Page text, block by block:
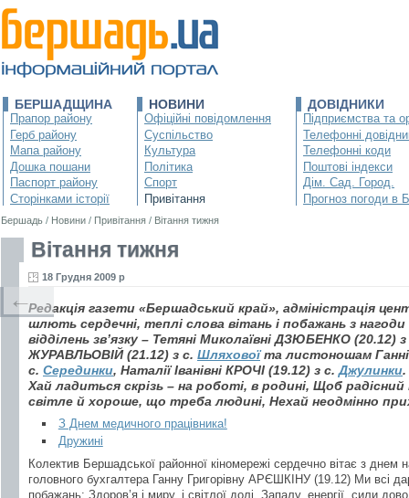
БЕРШАДЩИНА
Прапор району
Герб району
Мапа району
Дошка пошани
Паспорт району
Сторінками історії
НОВИНИ
Офіційні повідомлення
Суспільство
Культура
Політика
Спорт
Привітання
ДОВІДНИКИ
Підприємства та
Телефонні
Телефонні коди
Поштові індекси
Дім. Сад. Город.
Прогноз погоди в
Бершадь / Новини / Привітання / Вітання тижня
Вітання тижня
18 Грудня 2009 р
Редакція газети «Бершадський край», адміністрація
шлють сердечні, теплі слова вітань і побажань з
відділень зв’язку – Тетяні Миколаївні ДЗЮБЕНКО (20.12)
ЖУРАВЛЬОВІЙ (21.12) з с. Шляховоїта листоношам Ганні
с. Серединки, Наталії Іванівні КРОЧІ (19.12) з с. Джулинки.
Хай ладиться скрізь – на роботі, в родині, Щоб радісний
світле й хороше, що треба людині, Нехай неодмінно
З Днем медичного працівника!
Дружині
Колектив Бершадської районної кіномережі сердечно вітає з днем
головного бухгалтера Ганну Григорівну АРЄШКІНУ (19.12) Ми всі
побажань: Здоров’я і миру, і світлої долі, Запалу, енергії, сили
←